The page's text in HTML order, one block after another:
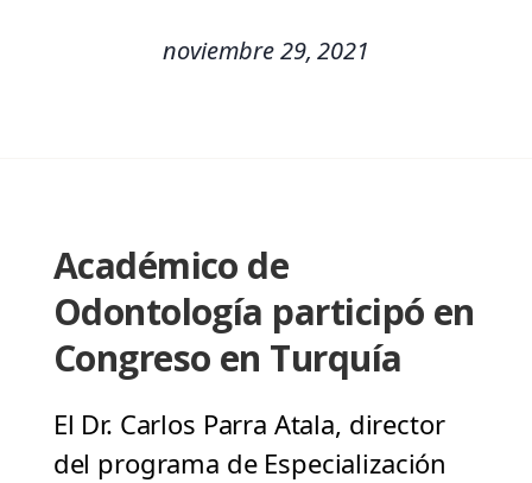
noviembre 29, 2021
Académico de
Odontología participó en
Congreso en Turquía
El Dr. Carlos Parra Atala, director
del programa de Especialización